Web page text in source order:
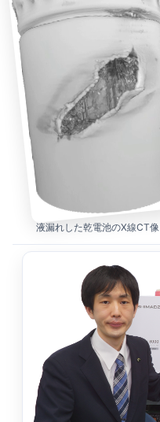
液漏れした乾電池のX線CT像